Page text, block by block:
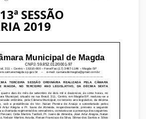
SESSÃO
2019